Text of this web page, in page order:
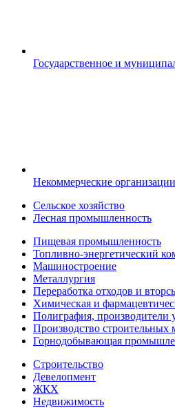
Государственное и
Некоммерческие организации
Сельское хозяйство
Лесная промышленность
Пищевая промышленность
Топливно-энергетический
Машиностроение
Металлургия
Переработка отходов и
Химическая и
Полиграфия, производители
Производство строительных
Горнодобывающая
Строительство
Девелопмент
ЖКХ
Недвижимость